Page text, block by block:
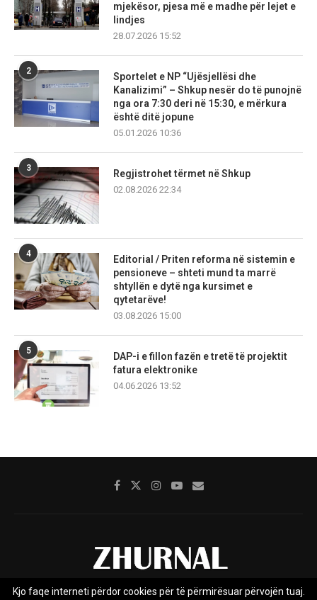
mjekësor, pjesa më e madhe për lejet e
lindjes
28.07.2026 15:52
2
Sportelet e NP “Ujësjellësi dhe
Kanalizimi” – Shkup nesër do të punojnë
nga ora 7:30 deri në 15:30, e mërkura
është ditë jopune
05.01.2026 10:36
3
Regjistrohet tërmet në Shkup
02.08.2026 22:34
4
Editorial / Priten reforma në sistemin e
pensioneve – shteti mund ta marrë
shtyllën e dytë nga kursimet e
qytetarëve!
03.08.2026 15:00
5
DAP-i e fillon fazën e tretë të projektit
fatura elektronike
04.06.2026 13:52
Kjo faqe interneti përdor cookies për të përmirësuar përvojën tuaj.